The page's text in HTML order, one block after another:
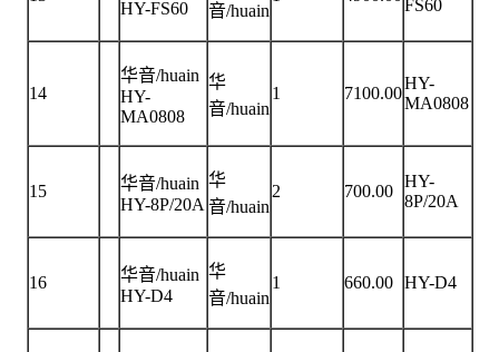
HY-FS60
音/huain
FS60
14
华音/huain
HY-
MA0808
华
音/huain
1 7100.00
HY-
MA0808
15
华音/huain
HY-8P/20A
华
音/huain
2 700.00
HY-
8P/20A
16
华音/huain
HY-D4
华
音/huain
1 660.00 HY-D4